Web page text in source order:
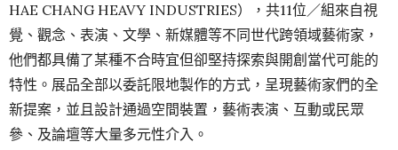
HAE CHANG HEAVY INDUSTRIES），共11位／組來自視
覺、觀念、表演、文學、新媒體等不同世代跨領域藝術家，
他們都具備了某種不合時宜但卻堅持探索與開創當代可能的
特性。展品全部以委託限地製作的方式，呈現藝術家們的全
新提案，並且設計通過空間裝置，藝術表演、互動或民眾
參、及論壇等大量多元性介入。